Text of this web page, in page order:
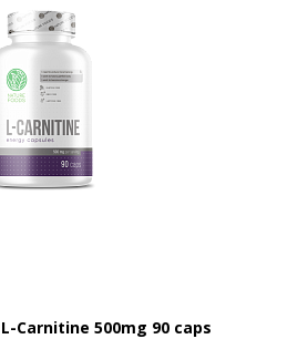
Carnitine 500mg 90 caps